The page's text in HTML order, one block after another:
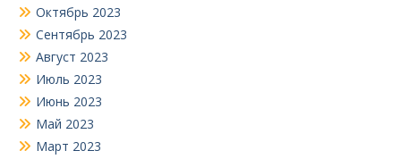
Октябрь 2023
Сентябрь 2023
Август 2023
Июль 2023
Июнь 2023
Май 2023
Март 2023